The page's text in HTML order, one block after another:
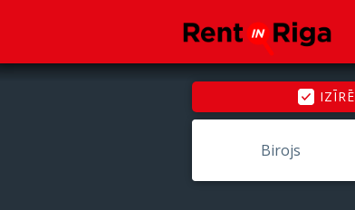
IZĪRĒ
Birojs